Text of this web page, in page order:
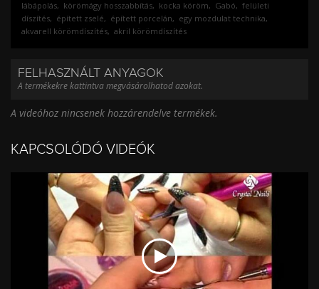
lábápolás
körömágy hosszabbítás kocka köröm Gabó
felületi
díszítés
épített zselé épített porcelán
egy mozdulat technika
akvarell körömdíszítés akril körömdíszítés
FELHASZNÁLT ANYAGOK
A termékekre kattintva megvásárolhatod azokat.
A videóhoz nincsenek hozzárendelve termékek.
KAPCSOLÓDÓ VIDEÓK